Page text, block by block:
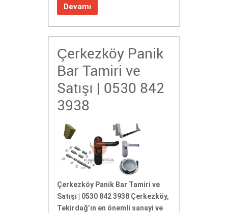
Devamı
Çerkezköy Panik
Bar Tamiri ve
Satışı | 0530 842
3938
Çerkezköy Panik Bar Tamiri ve
Satışı | 0530 842 3938 Çerkezköy,
Tekirdağ’ın en önemli sanayi ve